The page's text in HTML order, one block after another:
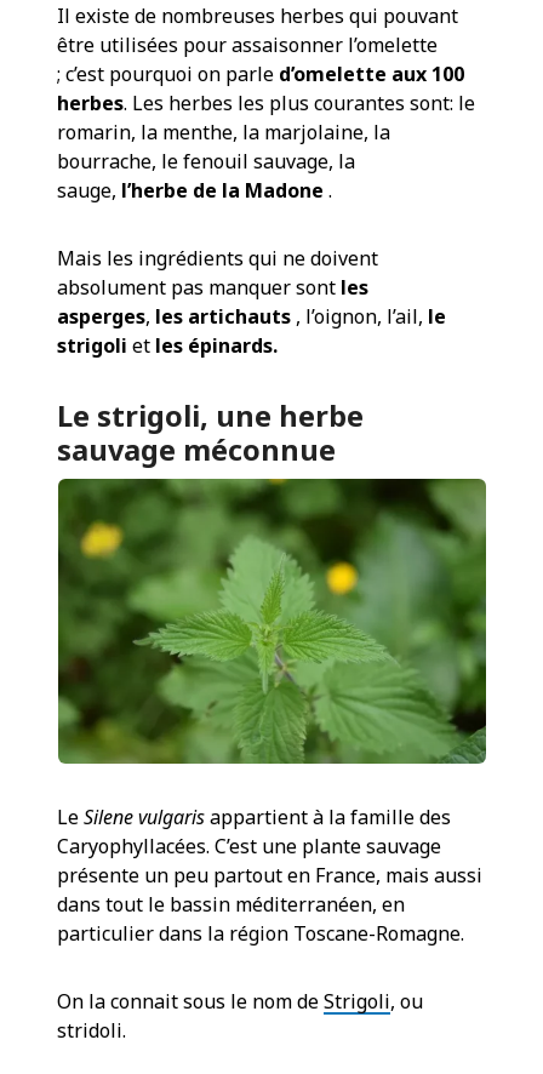
Il existe de nombreuses herbes qui pouvant
être utilisées pour assaisonner l’omelette
; c’est pourquoi on parle d’omelette aux 100
herbes. Les herbes les plus courantes sont: le
romarin, la menthe, la marjolaine, la
bourrache, le fenouil sauvage, la
sauge, l’herbe de la Madone .
Mais les ingrédients qui ne doivent
absolument pas manquer sont les
asperges, les artichauts , l’oignon, l’ail, le
strigoli et les épinards.
Le strigoli, une herbe
sauvage méconnue
LeSilene vulgarisappartient à la famille des
Caryophyllacées. C’est une plante sauvage
présente un peu partout en France, mais aussi
dans tout le bassin méditerranéen, en
particulier dans la région Toscane-Romagne.
On la connait sous le nom deStrigoli, ou
stridoli.